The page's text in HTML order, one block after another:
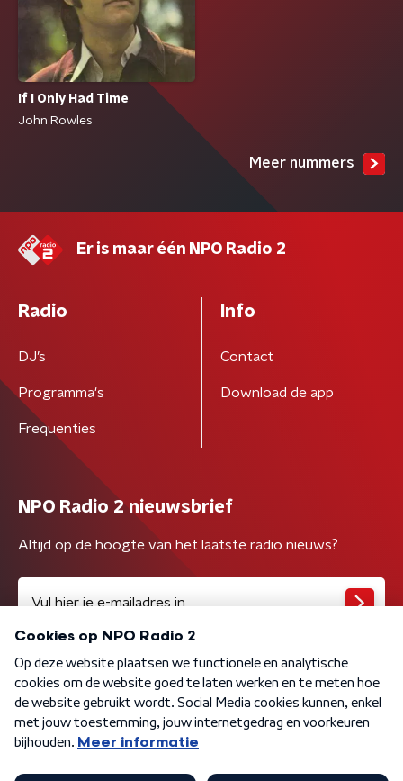
If I Only Had Time
John Rowles
Meer nummers
Er is maar één NPO Radio 2
Radio
DJ’s
Programma's
Frequenties
Info
Contact
Download de app
NPO Radio 2 nieuwsbrief
Altijd op de hoogte van het laatste radio nieuws?
Algemene voorwaarden